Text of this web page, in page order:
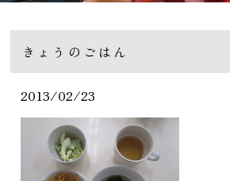
きょうのごはん
2013/02/23